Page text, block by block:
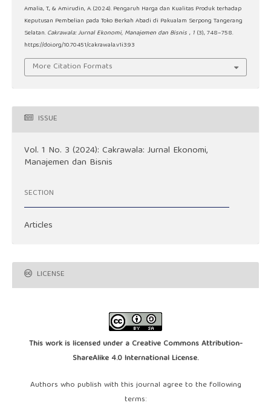
Amalia, T., & Amirudin, A. (2024). Pengaruh Harga dan Kualitas Produk terhadap
Keputusan Pembelian pada Toko Berkah Abadi di Pakualam Serpong Tangerang
Selatan. Cakrawala: Jurnal Ekonomi, Manajemen dan Bisnis , 1 (3), 748–758.
https://doi.org/10.70451/cakrawala.v1i3.93
More Citation Formats
ISSUE
Vol. 1 No. 3 (2024): Cakrawala: Jurnal Ekonomi,
Manajemen dan Bisnis
SECTION
Articles
LICENSE
This work is licensed under a Creative Commons Attribution-
ShareAlike 4.0 International License.
Authors who publish with this journal agree to the following
terms: